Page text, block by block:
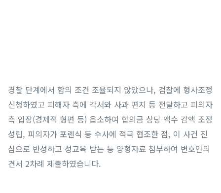
경찰 단계에서 합의 조건 조율되지 않았으나, 검찰에 형사조정
신청하였고 피해자 측에 각서와 사과 편지 등 전달하고 피의자
측 입장(경제적 형편 등) 읍소하여 합의금 상당 액수 감액 조정
성립, 피의자가 포렌식 등 수사에 적극 협조한 점, 이 사건 진
심으로 반성하고 성교육 받는 등 양형자료 첨부하여 변호인의
견서 2차례 제출하였습니다.